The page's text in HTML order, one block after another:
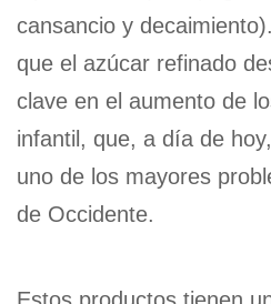
cansancio y
que el azúcar refinado
clave en el aumento de
infantil, que, a día de
uno de los mayores
de Occidente.
Estos productos tienen